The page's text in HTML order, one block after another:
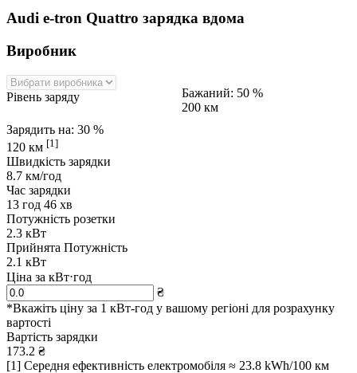
Audi e-tron Quattro зарядка вдома
Виробник
Рівень заряду Бажаний: 50 %
200 км
Зарядить на: 30 %
120 км [1]
Швидкість зарядки
8.7 км/год
Час зарядки
13 год 46 хв
Потужність розетки
2.3 кВт
Прийнята Потужність
2.1 кВт
Ціна за кВт⋅год
₴
*Вкажіть ціну за 1 кВт-год у вашому регіоні для розрахунку
вартості
Вартість зарядки
173.2 ₴
[1] Середня ефективність електромобіля ≈ 23.8 kWh/100 км